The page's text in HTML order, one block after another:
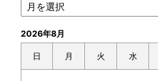
2026年8月
日 月 火 水